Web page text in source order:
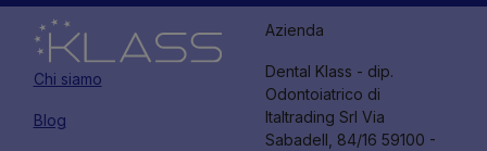
Chi siamo
Blog
Azienda
Dental Klass - dip.
Odontoiatrico di
Italtrading Srl Via
Sabadell, 84/16 59100 -